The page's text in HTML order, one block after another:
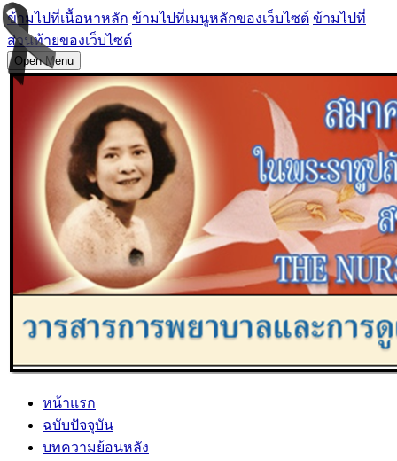
ข้ามไปที่เนื้อหาหลัก ข้ามไปที่เมนูหลักของเว็บไซต์ ข้ามไปที่
ส่วนท้ายของเว็บไซต์
Open Menu
หน้าแรก
ฉบับปัจจุบัน
บทความย้อนหลัง